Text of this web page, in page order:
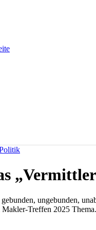
ungebunden,
Makler-Treffen 2025